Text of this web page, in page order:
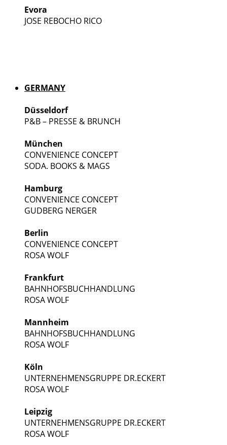
Evora
JOSE REBOCHO RICO
GERMANY
Düsseldorf
P&B – PRESSE & BRUNCH
München
CONVENIENCE CONCEPT
SODA. BOOKS & MAGS
Hamburg
CONVENIENCE CONCEPT
GUDBERG NERGER
Berlin
CONVENIENCE CONCEPT
ROSA WOLF
Frankfurt
BAHNHOFSBUCHHANDLUNG
ROSA WOLF
Mannheim
BAHNHOFSBUCHHANDLUNG
ROSA WOLF
Köln
UNTERNEHMENSGRUPPE DR.ECKERT
ROSA WOLF
Leipzig
UNTERNEHMENSGRUPPE DR.ECKERT
ROSA WOLF